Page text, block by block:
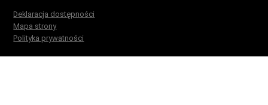
Deklaracja dostępności
Mapa strony
Polityka prywatności